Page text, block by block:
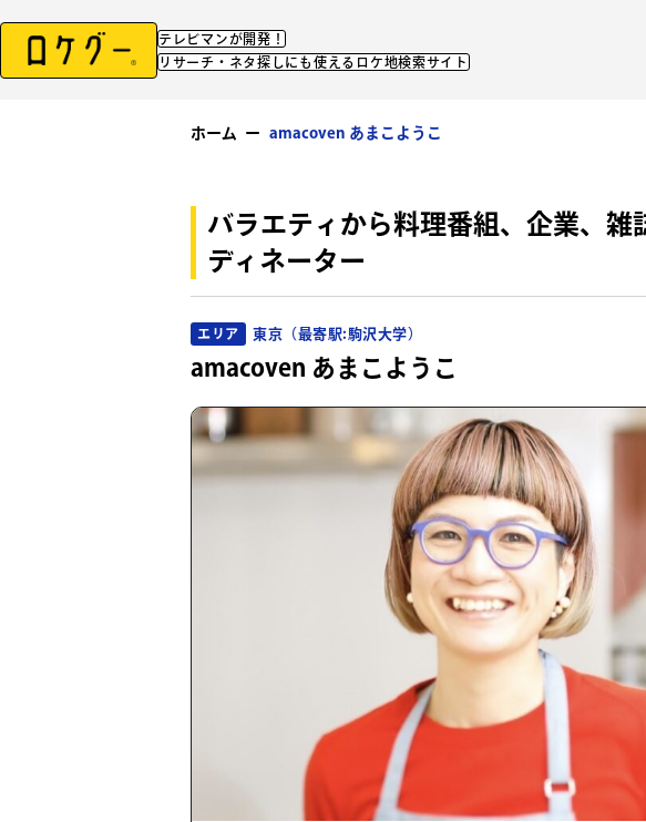
テレビマンが開発！
リサーチ・ネタ探しにも使えるロケ地検索サイト
ホーム ー amacoven あまこようこ
バラエティから料理番組、企業、
ディネーター
エリア 東京（最寄駅:駒沢大学）
amacoven あまこようこ